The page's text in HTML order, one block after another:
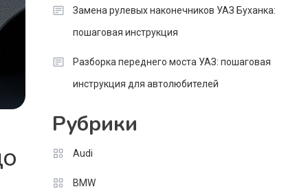
Замена рулевых наконечников УАЗ Буханка:
пошаговая инструкция
Разборка переднего моста УАЗ: пошаговая
инструкция для автолюбителей
Рубрики
Audi
BMW